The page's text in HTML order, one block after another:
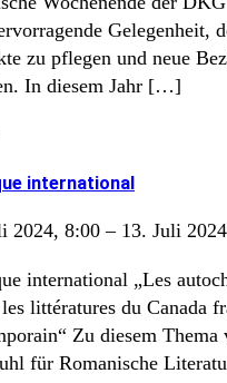
Gelegenheit,
zu pflegen und neue
In diesem Jahr […]
international
2024, 8:00 – 13. Juli
international „Les
littératures du Canada
Zu diesem Thema
für Romanische